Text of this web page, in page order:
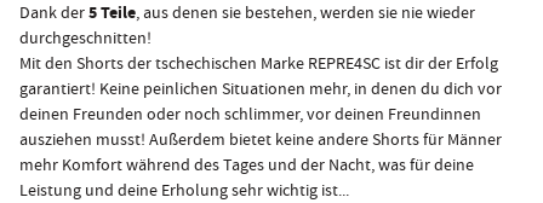
Dank der5 Teile, aus denen sie bestehen, werden sie nie wieder
durchgeschnitten!
Mit den Shorts der tschechischen Marke REPRE4SC ist dir der Erfolg
garantiert! Keine peinlichen Situationen mehr, in denen du dich vor
deinen Freunden oder noch schlimmer, vor deinen Freundinnen
ausziehen musst! Außerdem bietet keine andere Shorts für Männer
mehr Komfort während des Tages und der Nacht, was für deine
Leistung und deine Erholung sehr wichtig ist...